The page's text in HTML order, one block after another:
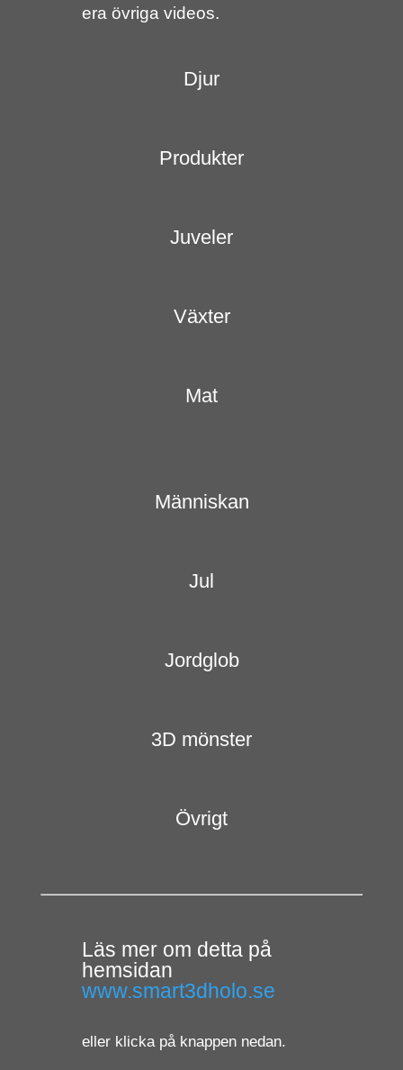
era övriga videos.
Djur
Produkter
Juveler
Växter
Mat
Människan
Jul
Jordglob
3D mönster
Övrigt
Läs mer om detta på
hemsidan
www.smart3dholo.se
eller klicka på knappen nedan.